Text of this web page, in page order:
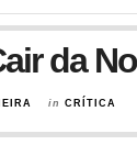
da
in CRÍTICA